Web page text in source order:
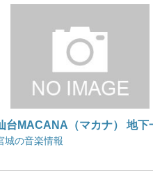
台MACANA（マカナ） 地下
城の音楽情報